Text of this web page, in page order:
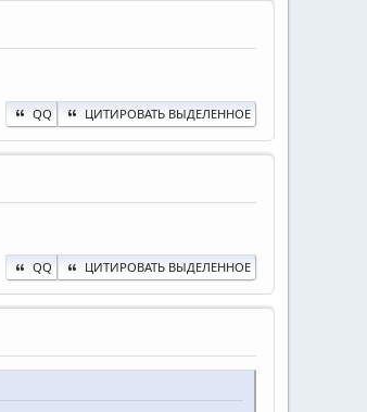
QQ ЦИТИРОВАТЬ ВЫДЕЛЕННОЕ
QQ ЦИТИРОВАТЬ ВЫДЕЛЕННОЕ